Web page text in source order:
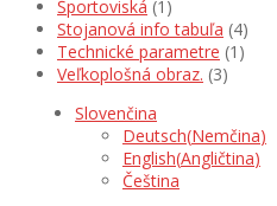
Športoviská (1)
Stojanová info tabuľa (4)
Technické parametre (1)
Veľkoplošná obraz. (3)
Slovenčina
Deutsch(Nemčina)
English(Angličtina)
Čeština